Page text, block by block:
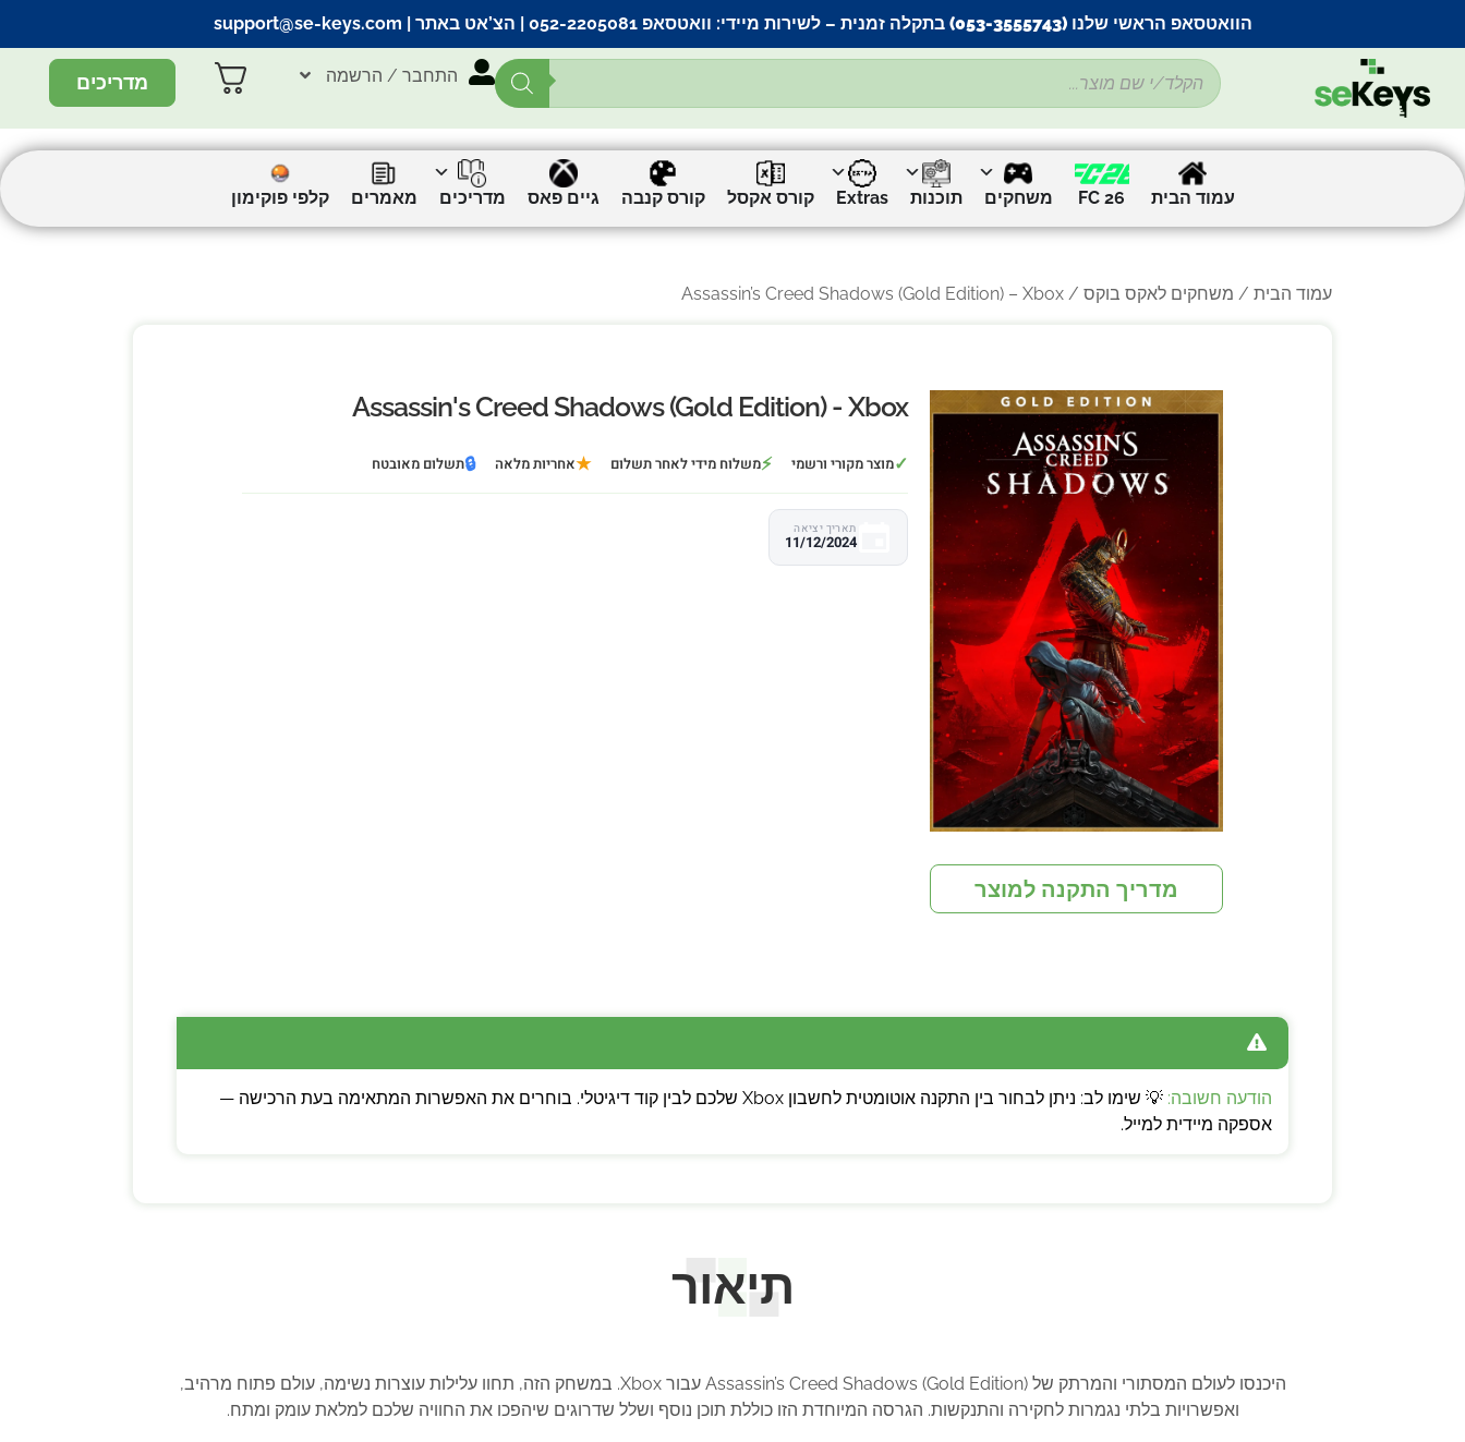
הוואטסאפ הראשי שלנו (053-3555743) בתקלה זמנית – לשירות מיידי: וואטסאפ 052-2205081 | הצ’אט באתר | support@se-keys.com
התחבר / הרשמה מדריכים
עמוד הבית FC 26 משחקים תוכנות Extras קורס אקסל קורס קנבה גיים פאס מדריכים מאמרים קלפי פוקימון
עמוד הבית / משחקים לאקס בוקס / Assassin’s Creed Shadows (Gold Edition) – Xbox
מדריך התקנה למוצר
Assassin's Creed Shadows (Gold Edition) - Xbox
✓מוצר מקורי ורשמי ⚡משלוח מידי לאחר תשלום ★אחריות מלאה 🔒תשלום מאובטח
תאריך יציאה
11/12/2024
הודעה חשובה:
💡 שימו לב: ניתן לבחור בין התקנה אוטומטית לחשבון Xbox שלכם לבין קוד דיגיטלי. בוחרים את האפשרות המתאימה בעת הרכישה —
אספקה מיידית למייל.
תיאור
היכנסו לעולם המסתורי והמרתק של Assassin’s Creed Shadows (Gold Edition) עבור Xbox. במשחק הזה, תחוו עלילות עוצרות נשימה, עולם פתוח מרהיב,
ואפשרויות בלתי נגמרות לחקירה והתנקשות. הגרסה המיוחדת הזו כוללת תוכן נוסף ושלל שדרוגים שיהפכו את החוויה שלכם למלאת עומק ומתח.